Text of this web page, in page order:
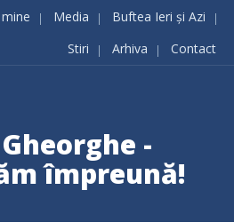
Media
Buftea Ieri și Azi
Stiri
Arhiva Contact
-
împreună!